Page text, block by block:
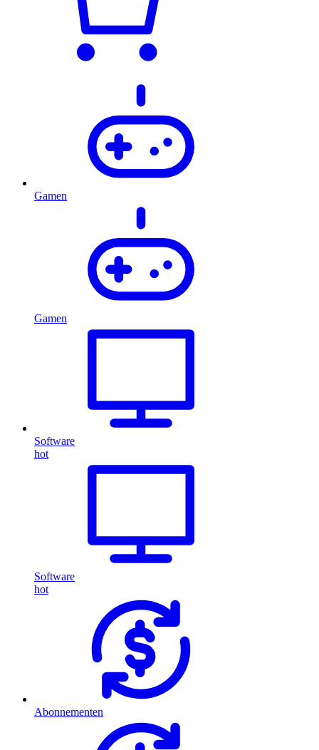
Gamen
Gamen
Software
hot
Software
hot
Abonnementen